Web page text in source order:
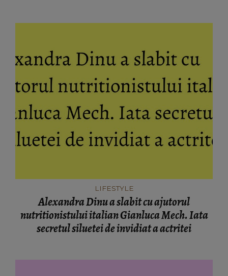
LIFESTYLE
Alexandra Dinu a slabit cu ajutorul
nutritionistului italian Gianluca Mech. Iata
secretul siluetei de invidiat a actritei